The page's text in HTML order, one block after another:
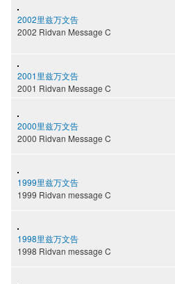
2002里兹万文告
2002 Ridvan Message C
2001里兹万文告
2001 Ridvan Message C
2000里兹万文告
2000 Ridvan Message C
1999里兹万文告
1999 Ridvan message C
1998里兹万文告
1998 Ridvan message C